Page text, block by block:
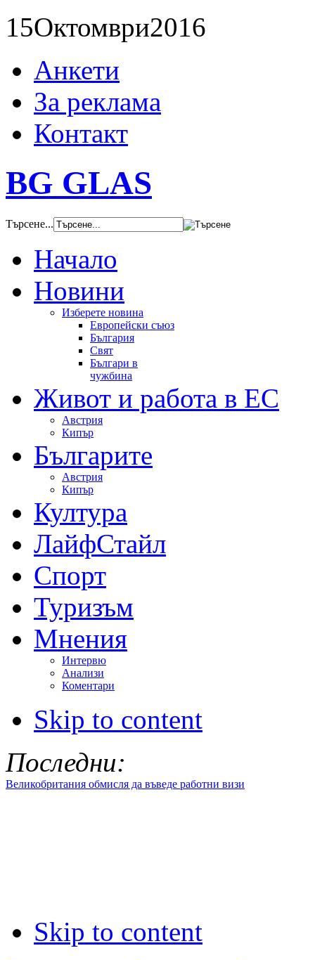
15Октомври2016
Анкети
За реклама
Контакт
BG GLAS
Търсене...
Начало
Новини
Изберете новина
Европейски съюз
България
Свят
Българи в
чужбина
Живот и работа в ЕС
Австрия
Кипър
Българите
Австрия
Кипър
Култура
ЛайфСтайл
Спорт
Туризъм
Мнения
Интервю
Анализи
Коментари
Skip to content
Последни:
Великобритания обмисля да въведе работни визи
Skip to content